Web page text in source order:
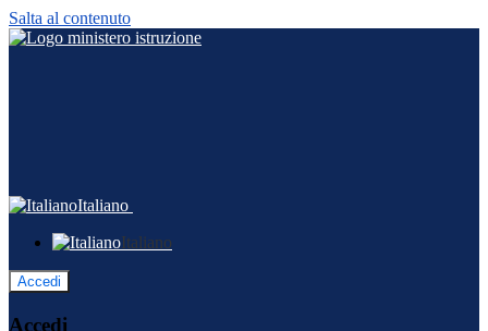
Salta al contenuto
Italiano
Italiano
Accedi
Accedi